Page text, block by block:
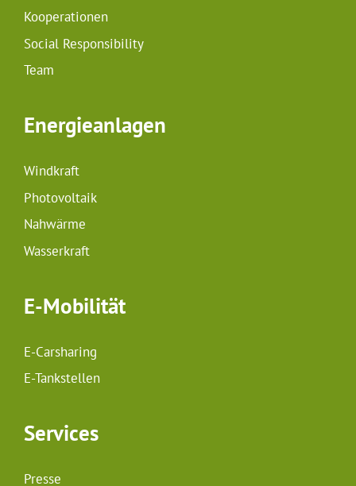
Kooperationen
Social Responsibility
Team
Energieanlagen
Windkraft
Photovoltaik
Nahwärme
Wasserkraft
E-Mobilität
E-Carsharing
E-Tankstellen
Services
Presse